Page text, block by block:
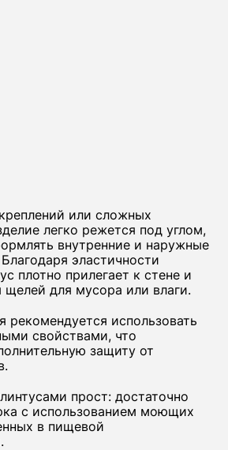
или сложных
легко режется под углом,
внутренние и наружные
эластичности
плотно прилегает к стене и
щелей для мусора или влаги.
рекомендуется использовать
свойствами, что
защиту от
прост: достаточно
с использованием моющих
в пищевой